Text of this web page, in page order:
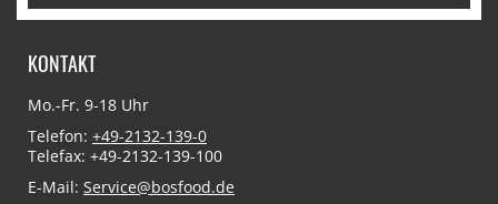
KONTAKT
Mo.-Fr. 9-18 Uhr
Telefon: +49-2132-139-0
Telefax: +49-2132-139-100
E-Mail: Service@bosfood.de